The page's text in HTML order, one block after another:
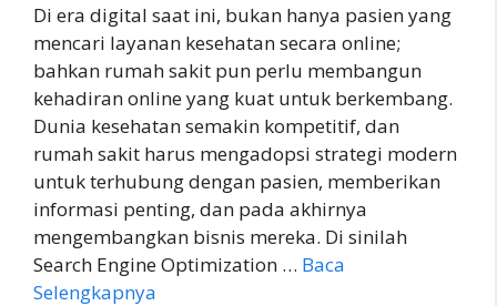
Di era digital saat ini, bukan hanya pasien yang
mencari layanan kesehatan secara online;
bahkan rumah sakit pun perlu membangun
kehadiran online yang kuat untuk berkembang.
Dunia kesehatan semakin kompetitif, dan
rumah sakit harus mengadopsi strategi modern
untuk terhubung dengan pasien, memberikan
informasi penting, dan pada akhirnya
mengembangkan bisnis mereka. Di sinilah
Search Engine Optimization … Baca
Selengkapnya